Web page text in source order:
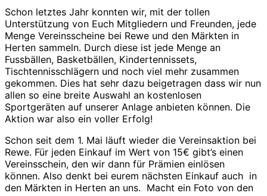
Schon letztes Jahr konnten wir, mit der tollen
Unterstützung von Euch Mitgliedern und Freunden, jede
Menge Vereinsscheine bei Rewe und den Märkten in
Herten sammeln. Durch diese ist jede Menge an
Fussbällen, Basketbällen, Kindertennissets,
Tischtennisschlägern und noch viel mehr zusammen
gekommen. Dies hat sehr dazu beigetragen dass wir nun
allen so eine breite Auswahl an kostenlosen
Sportgeräten auf unserer Anlage anbieten können. Die
Aktion war also ein voller Erfolg!
Schon seit dem 1. Mai läuft wieder die Vereinsaktion bei
Rewe. Für jeden Einkauf im Wert von 15€ gibt’s einen
Vereinsschein, den wir dann für Prämien einlösen
können. Also denkt bei eurem nächsten Einkauf auch in
den Märkten in Herten an uns. Macht ein Foto von den